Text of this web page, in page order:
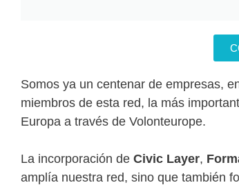
Somos ya un centenar de empresas,
miembros de esta red, la más
Europa a través de Volonteurope.
La incorporación de Civic Layer,
amplía nuestra red, sino que también